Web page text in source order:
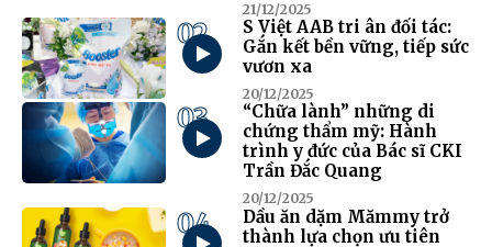
21/12/2025
02
S Việt AAB tri ân đối tác:
Gắn kết bền vững, tiếp sức
vươn xa
20/12/2025
03
“Chữa lành” những di
chứng thẩm mỹ: Hành
trình y đức của Bác sĩ CKI
Trần Đắc Quang
20/12/2025
04
Dầu ăn dặm Mămmy trở
thành lựa chọn ưu tiên